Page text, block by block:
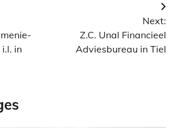
in
Next:
Z.C. Unal Financieel
Adviesbureau in Tiel